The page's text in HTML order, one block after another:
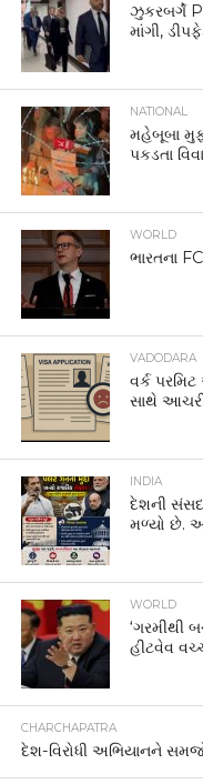
ઝુકરબર્ગે
માંગી,
NATIONAL
મહેબૂબા
પકડતા
WORLD
ભારતના
VADODARA
વર્ક
સાથે
INDIA
દેશની
મળ્યો છે.
WORLD
‘ગરમીથી
હીટવેવ
CHARCHAPATRA
દેશ-વિરોધી અભિયાનને